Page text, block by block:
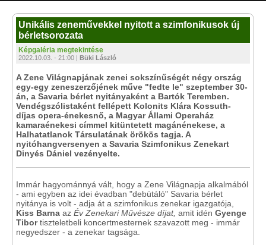
Unikális zeneművekkel nyitott a szimfonikusok új
bérletsorozata
Képgaléria megtekintése
2022.10.03. - 21:00 | Büki László
A Zene Világnapjának zenei sokszínűségét négy ország
egy-egy zeneszerzőjének műve "fedte le" szeptember 30-
án, a Savaria bérlet nyitányaként a Bartók Teremben.
Vendégszólistaként fellépett Kolonits Klára Kossuth-
díjas opera-énekesnő, a Magyar Állami Operaház
kamaraénekesi címmel kitüntetett magánénekese, a
Halhatatlanok Társulatának örökös tagja. A
nyitóhangversenyen a Savaria Szimfonikus Zenekart
Dinyés Dániel vezényelte.
Immár hagyománnyá vált, hogy a Zene Világnapja alkalmából
- ami egyben az idei évadban "debütáló" Savaria bérlet
nyitánya is volt - adja át a szimfonikus zenekar igazgatója,
Kiss Barna az Év Zenekari Művésze díjat, amit idén Gyenge
Tibortiszteletbeli koncertmesternek szavazott meg - immár
negyedszer - a zenekar tagsága.